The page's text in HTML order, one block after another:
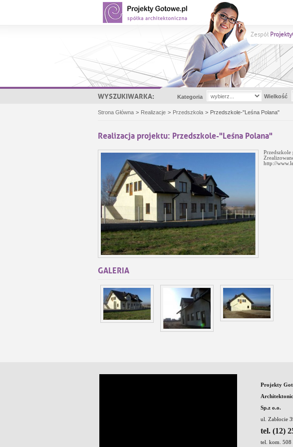
Zespół
WYSZUKIWARKA: Kategoria Wielkość
Strona Główna > Realizacje > Przedszkola > Przedszkole-"Leśna Polana"
Realizacja projektu: Przedszkole-"Leśna Polana"
http://
GALERIA
Projekty
Sp.z o.o.
ul. Zabłocie
tel. (12)
tel. kom. 508